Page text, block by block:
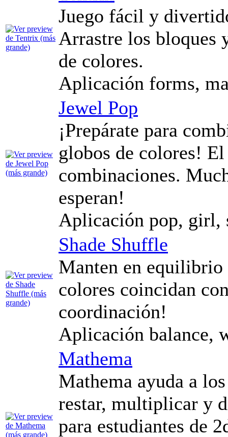
Juego fácil y
Arrastre los bloques
de colores.
Aplicación forms,
Jewel Pop
¡Prepárate para
globos de colores!
combinaciones.
esperan!
Aplicación pop, girl,
Shade Shuffle
Manten en equilibrio
colores coincidan
coordinación!
Aplicación balance,
Mathema
Mathema ayuda a
restar, multiplicar y
para estudiantes de